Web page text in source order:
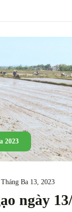
2023
Tháng Ba 13, 2023
ngày